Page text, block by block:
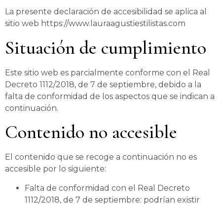
La presente declaración de accesibilidad se aplica al
sitio web https://www.lauraagustiestilistas.com
Situación de cumplimiento
Este sitio web es parcialmente conforme con el Real
Decreto 1112/2018, de 7 de septiembre, debido a la
falta de conformidad de los aspectos que se indican a
continuación.
Contenido no accesible
El contenido que se recoge a continuación no es
accesible por lo siguiente:
Falta de conformidad con el Real Decreto
1112/2018, de 7 de septiembre: podrían existir